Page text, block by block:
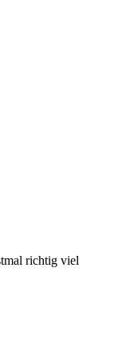
richtig viel